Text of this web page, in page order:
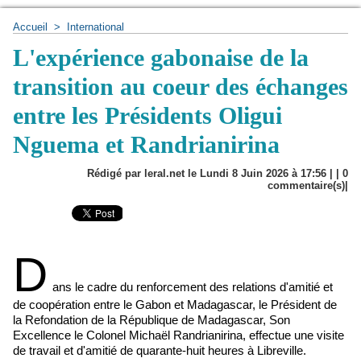
Accueil > International
L'expérience gabonaise de la
transition au coeur des échanges
entre les Présidents Oligui
Nguema et Randrianirina
Rédigé par leral.net le Lundi 8 Juin 2026 à 17:56 | | 0
commentaire(s)|
D ans le cadre du renforcement des relations d'amitié et
de coopération entre le Gabon et Madagascar, le Président de
la Refondation de la République de Madagascar, Son
Excellence le Colonel Michaël Randrianirina, effectue une visite
de travail et d'amitié de quarante-huit heures à Libreville.